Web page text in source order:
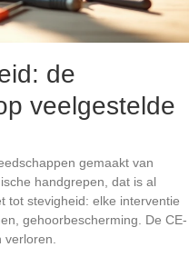
de
veelgestelde
gemaakt van
handgrepen, dat is al
tot stevigheid: elke interventie
gehoorbescherming. De CE-